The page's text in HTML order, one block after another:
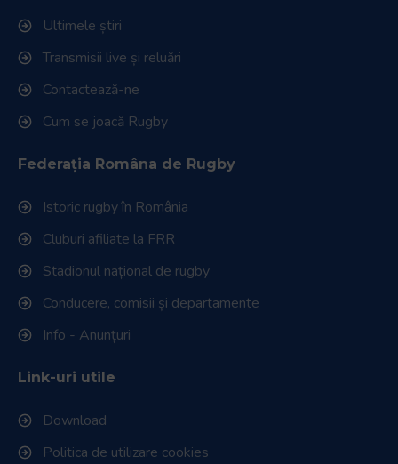
Ultimele știri
Transmisii live și reluări
Contactează-ne
Cum se joacă Rugby
Federația Româna de Rugby
Istoric rugby în România
Cluburi afiliate la FRR
Stadionul național de rugby
Conducere, comisii și departamente
Info - Anunțuri
Link-uri utile
Download
Politica de utilizare cookies